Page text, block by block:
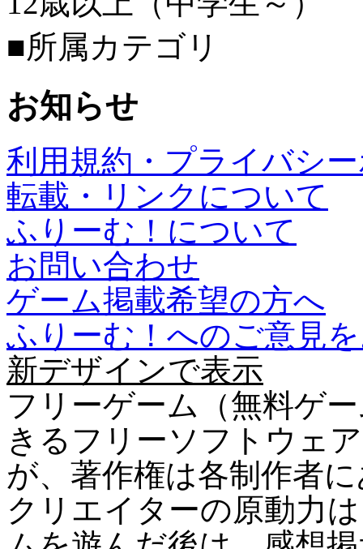
■所属カテゴリ
お知らせ
利用規約・プライバシ
転載・リンクについて
ふりーむ！について
お問い合わせ
ゲーム掲載希望の方へ
ふりーむ！へのご意見
新デザインで表示
フリーゲーム（無料ゲ
きるフリーソフトウェ
が、著作権は各制作者
クリエイターの原動力